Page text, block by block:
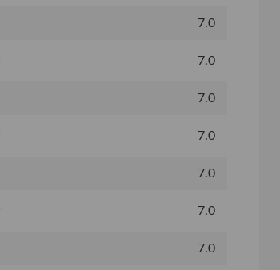
7.0
7.0
7.0
7.0
7.0
7.0
7.0